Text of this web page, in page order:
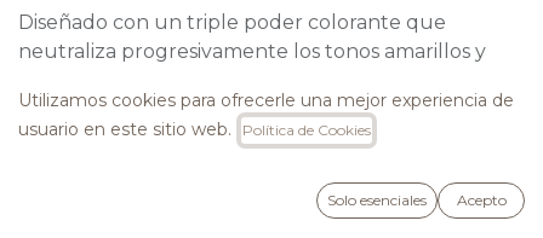
Diseñado con un triple poder colorante que
neutraliza progresivamente los tonos amarillos y
Su fórmula con pigmentos activos ofrece una
acción colorante progresiva, mientras hidrata
efecto calmante en el cuero cabelludo, ideal
Utilizamos cookies para ofrecerle una mejor experiencia de
usuario en este sitio web.
Política de Cookies
Solo esenciales Acepto